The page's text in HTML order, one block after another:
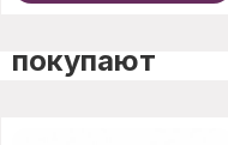
покупают